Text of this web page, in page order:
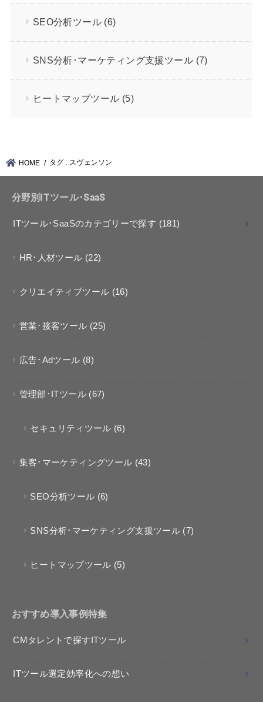
SEO分析ツール (6)
SNS分析･マーケティング支援ツール (7)
ヒートマップツール (5)
HOME タグ : スヴェンソン
分野別ITツール･SaaS
ITツール･SaaSのカテゴリーで探す (181)
HR･人材ツール (22)
クリエイティブツール (16)
営業･接客ツール (25)
広告･Adツール (8)
管理部･ITツール (67)
セキュリティツール (6)
集客･マーケティングツール (43)
SEO分析ツール (6)
SNS分析･マーケティング支援ツール (7)
ヒートマップツール (5)
おすすめ導入事例特集
CMタレントで探すITツール
ITツール選定効率化への想い